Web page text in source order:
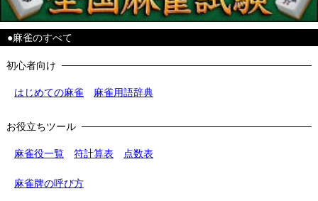
●麻雀のすべて
初心者向け
はじめての麻雀 麻雀用語辞典
お役立ちツール
麻雀役一覧 符計算表 点数表
麻雀牌の呼び方